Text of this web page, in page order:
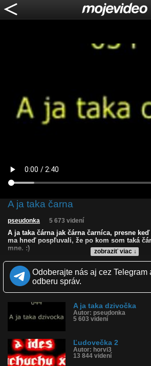
A ja taka čarna
zobraziť viac ↓
pseudonka 5 673 videní
A ja taka čárna jak čárna čarníca, presne
ma hneď pospľuvali, že po kom som taká
mne. :)
Kvalita:
Zverejnené: 5.11.2011 8:13
Páči sa: 0% (1 hlasov)
Obľúbené: 1
Dľžka: 2:40
Kategória: hudba
Tagy: a ja taka čarna, ľudovečka,
Odoberajte nás aj cez Telegram
odberu správ.
A ja taka dzivočka
Autor: pseudonka
5 603 videní
Ľudovečka 2
Autor: horvi3
13 844 videní